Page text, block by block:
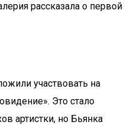
рассказала о первой
участвовать на
Это стало
артистки, но Бьянка